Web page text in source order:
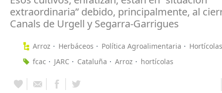
extraordinaria” debido, principalmente, al
Canals de Urgell y Segarra-Garrigues
Arroz Herbáceos Política Agroalimentaria
Hortícolas
fcac
JARC Cataluña Arroz hortícolas